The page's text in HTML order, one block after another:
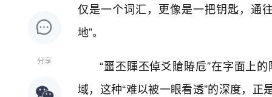
分享
仅是一个词汇，更像是一把钥匙，通
地”。
“噩丕賱丕倬爻賶賰卮”在字面上
域，这种“难以被一眼看透”的深度，